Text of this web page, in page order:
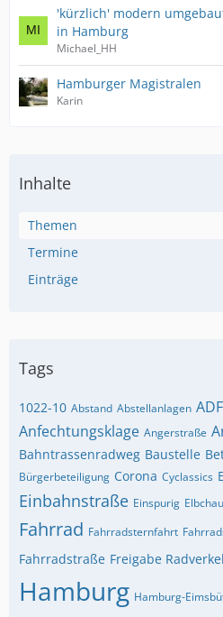
'kürzlich' modern
in Hamburg
Michael_HH
Hamburger Magistralen
Karin
Inhalte
Themen
Termine
Einträge
Tags
1022-10 Abstand Abstellanlagen
Anfechtungsklage Angerstraße
Bahntrassenradweg Baustelle
Bürgerbeteiligung Corona Cyclassics
Einbahnstraße Einspurig
Fahrrad Fahrradsternfahrt
Fahrradstraße Freigabe
Hamburg Hamburg-